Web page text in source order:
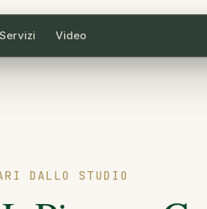
Servizi Video
DALLO STUDIO